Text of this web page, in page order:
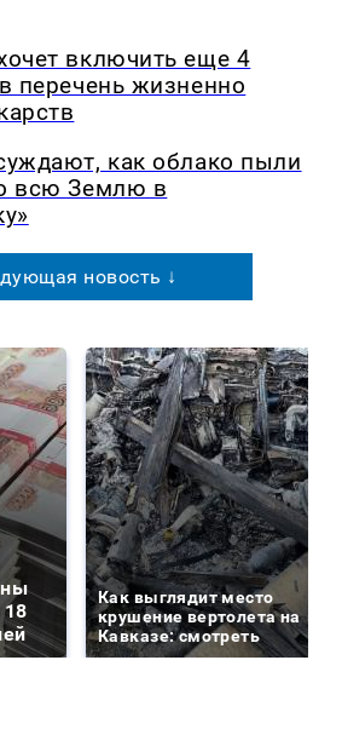
включить еще 4
перечень жизненно
как облако пыли
всю Землю в
новость ↓
Как выглядит место
крушение вертолета на
Кавказе: смотреть